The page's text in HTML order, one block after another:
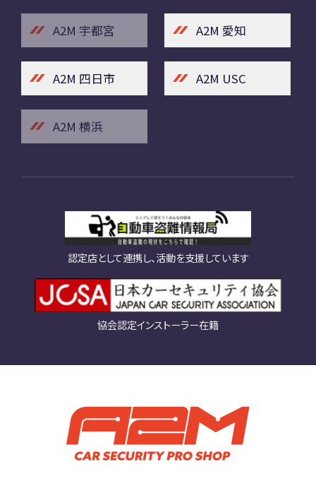
A2M 宇都宮 A2M 愛知
A2M 四日市 A2M USC
A2M 横浜
認定店として連携し、活動を支援しています
協会認定インストーラー在籍